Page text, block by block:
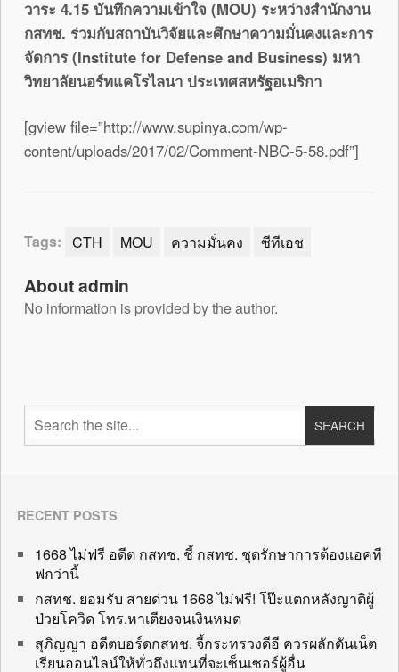
วาระ 4.15 บันทึกความเข้าใจ (MOU) ระหว่างสำนักงาน
กสทช. ร่วมกับสถาบันวิจัยและศึกษาความมั่นคงและการ
จัดการ (Institute for Defense and Business) มหา
วิทยาลัยนอร์ทแคโรไลนา ประเทศสหรัฐอเมริกา
[gview file=”http://www.supinya.com/wp-
content/uploads/2017/02/Comment-NBC-5-58.pdf”]
Tags: CTH MOU ความมั่นคง ซีทีเอช
About admin
No information is provided by the author.
RECENT POSTS
1668 ไม่ฟรี อดีต กสทช. ชี้ กสทช. ชุดรักษาการต้องแอคที
ฟกว่านี้
กสทช. ยอมรับ สายด่วน 1668 ไม่ฟรี! โป๊ะแตกหลังญาติผู้
ป่วยโควิด โทร.หาเตียงจนเงินหมด
สุภิญญา อดีตบอร์ดกสทช. จี้กระทรวงดีอี ควรผลักดันเน็ต
เรียนออนไลน์ให้ทั่วถึงแทนที่จะเซ็นเซอร์ผู้อื่น